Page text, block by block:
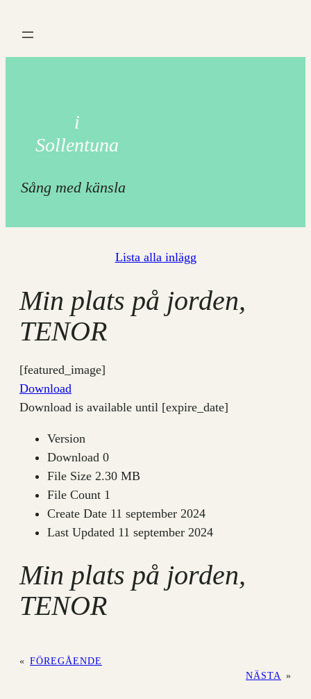
i
Sollentuna
Sång med känsla
Lista alla inlägg
Min plats på jorden,
TENOR
[featured_image]
Download
Download is available until [expire_date]
Version
Download 0
File Size 2.30 MB
File Count 1
Create Date 11 september 2024
Last Updated 11 september 2024
Min plats på jorden,
TENOR
« FÖREGÅENDE
NÄSTA »